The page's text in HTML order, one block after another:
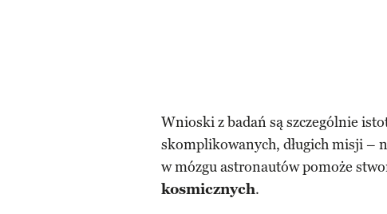
Wnioski z badań są szczególnie
skomplikowanych, długich misji –
w mózgu astronautów pomoże
kosmicznych.